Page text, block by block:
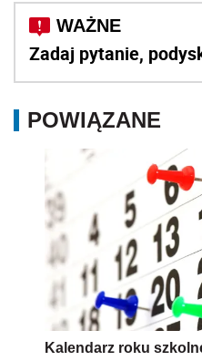
Zadaj pytanie,
POWIĄZANE
Kalendarz roku